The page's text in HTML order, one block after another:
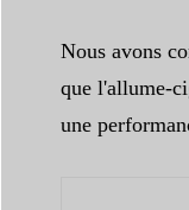
Nous avons
que l'allume-
une